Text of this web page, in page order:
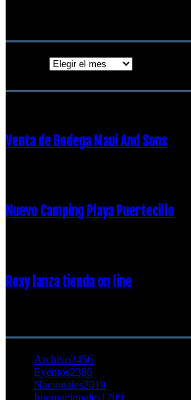
Venta de Bodega Maui And Sons
Nuevo Camping Playa Puertecillo
Roxy lanza tienda on line
Archivo2456
Eventos2386
Nacionales2019